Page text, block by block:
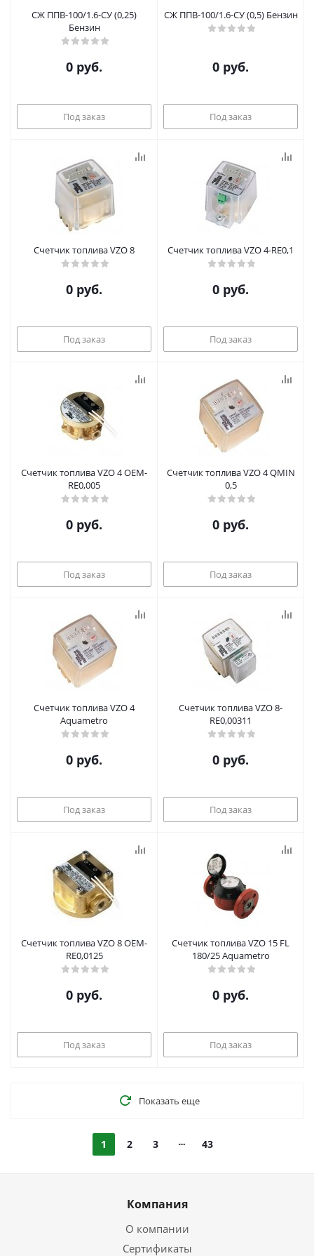
СЖ ППВ-100/1.6-СУ (0,25)
Бензин
0 руб.
Под заказ
СЖ ППВ-100/1.6-СУ (0,5) Бензин
0 руб.
Под заказ
Счетчик топлива VZO 8
0 руб.
Под заказ
Счетчик топлива VZO 4-RE0,1
0 руб.
Под заказ
Счетчик топлива VZO 4 OEM-
RE0,005
0 руб.
Под заказ
Счетчик топлива VZO 4 QMIN
0,5
0 руб.
Под заказ
Счетчик топлива VZO 4
Aquametro
0 руб.
Под заказ
Счетчик топлива VZO 8-
RE0,00311
0 руб.
Под заказ
Счетчик топлива VZO 8 OEM-
RE0,0125
0 руб.
Под заказ
Счетчик топлива VZO 15 FL
180/25 Aquametro
0 руб.
Под заказ
Показать еще
1 2 3 43
Компания
О компании
Сертификаты